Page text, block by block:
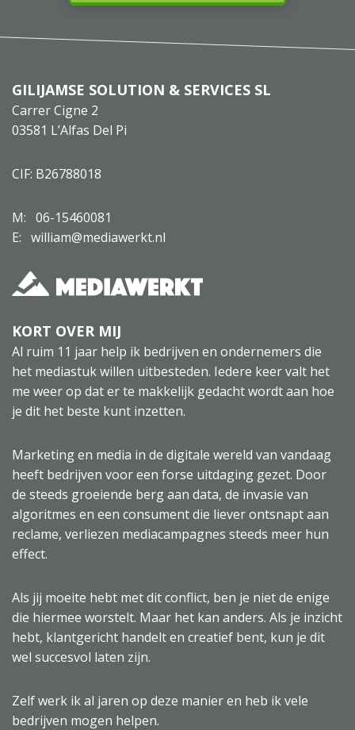
GILIJAMSE SOLUTION & SERVICES SL
Carrer Cigne 2
03581 L’Alfas Del Pi
CIF: B26788018
M: 06-15460081
E: william@mediawerkt.nl
KORT OVER MIJ
Al ruim 11 jaar help ik bedrijven en ondernemers die
het mediastuk willen uitbesteden. Iedere keer valt het
me weer op dat er te makkelijk gedacht wordt aan hoe
je dit het beste kunt inzetten.
Marketing en media in de digitale wereld van vandaag
heeft bedrijven voor een forse uitdaging gezet. Door
de steeds groeiende berg aan data, de invasie van
algoritmes en een consument die liever ontsnapt aan
reclame, verliezen mediacampagnes steeds meer hun
effect.
Als jij moeite hebt met dit conflict, ben je niet de enige
die hiermee worstelt. Maar het kan anders. Als je inzicht
hebt, klantgericht handelt en creatief bent, kun je dit
wel succesvol laten zijn.
Zelf werk ik al jaren op deze manier en heb ik vele
bedrijven mogen helpen.